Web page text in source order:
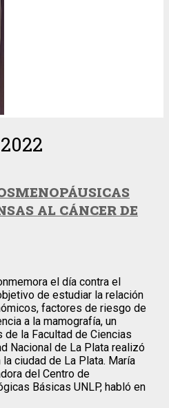
AL CÁNCER DE
el día contra el
de estudiar la relación
factores de riesgo de
a la mamografía, un
la Facultad de Ciencias
Nacional de La Plata realizó
ciudad de La Plata. María
del Centro de
Básicas UNLP, habló en